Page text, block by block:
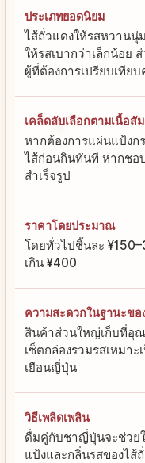
ประเภทยอดนิยม
ไส้ถั่วแดงให้รสหวาน
ให้รสเบากว่าเล็กน้อย
ผู้ที่ต้องการเปรียบเที
เคล็ดลับเลือกตามเนื้อสั
หากต้องการแผ่นแป้งก
ไส้ก่อนกินทันที หากชอ
สำเร็จรูป
ราคาโดยประมาณ
โดยทั่วไปชิ้นละ
เกิน ¥400
ความสะดวกในฐานะขอ
สินค้าส่วนใหญ่เก็บที่อุ
เซ็ตกล่องรวมรสเหมา
เยือนญี่ปุ่น
วิธีเพลิดเพลิน
ดื่มคู่กับชาญี่ปุ่นจะช่วย
แป้งและกลิ่นรสของไ